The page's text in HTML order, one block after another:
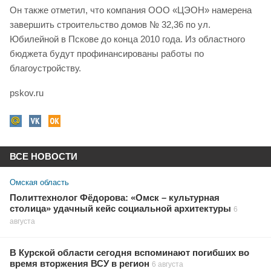
Он также отметил, что компания ООО «ЦЭОН» намерена
завершить строительство домов № 32,36 по ул.
Юбилейной в Пскове до конца 2010 года. Из областного
бюджета будут профинансированы работы по
благоустройству.
pskov.ru
ВСЕ НОВОСТИ
Омская область
Политтехнолог Фёдорова: «Омск – культурная
столица» удачный кейс социальной архитектуры 6
августа
В Курской области сегодня вспоминают погибших во
время вторжения ВСУ в регион 6 августа